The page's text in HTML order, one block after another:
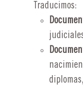
Traducimos: